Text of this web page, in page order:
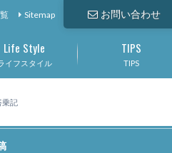
お問い合わせ
Sitemap
イフスタイル
Life Style
TIPS
TIPS
記